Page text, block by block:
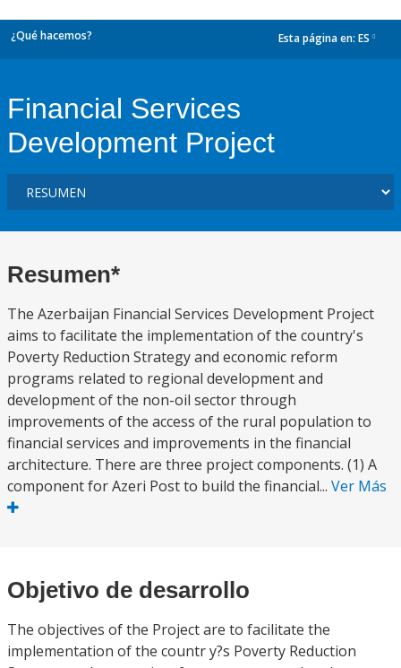
¿Qué hacemos? Esta página en: ES
Financial Services
Development Project
Resumen*
The Azerbaijan Financial Services Development Project
aims to facilitate the implementation of the country's
Poverty Reduction Strategy and economic reform
programs related to regional development and
development of the non-oil sector through
improvements of the access of the rural population to
financial services and improvements in the financial
architecture. There are three project components. (1) A
component for Azeri Post to build the financial... Ver Más
Objetivo de desarrollo
The objectives of the Project are to facilitate the
implementation of the countr y?s Poverty Reduction